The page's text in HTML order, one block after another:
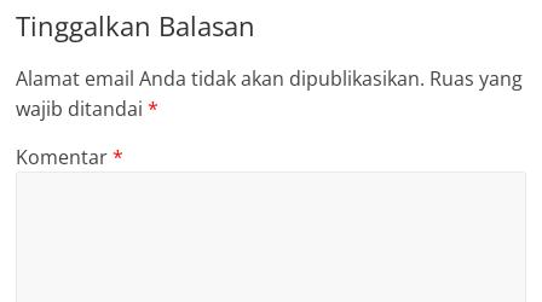
Tinggalkan Balasan
Alamat email Anda tidak akan dipublikasikan. Ruas yang
wajib ditandai*
Komentar*